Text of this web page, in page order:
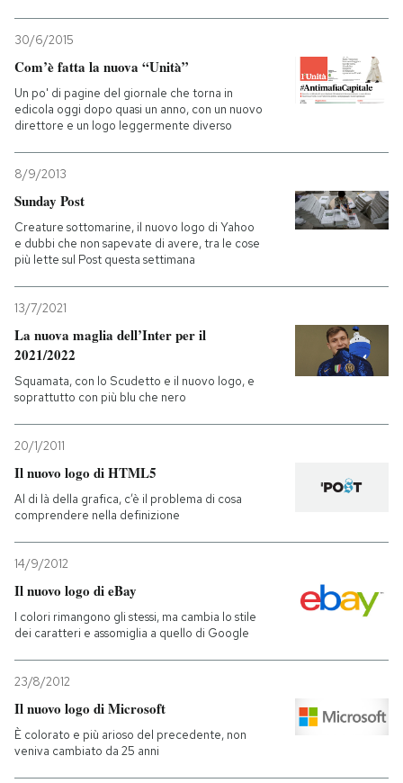
30/6/2015
Com’è fatta la nuova “Unità”
Un po' di pagine del giornale che torna in
edicola oggi dopo quasi un anno, con un nuovo
direttore e un logo leggermente diverso
8/9/2013
Sunday Post
Creature sottomarine, il nuovo logo di Yahoo
e dubbi che non sapevate di avere, tra le cose
più lette sul Post questa settimana
13/7/2021
La nuova maglia dell’Inter per il
2021/2022
Squamata, con lo Scudetto e il nuovo logo, e
soprattutto con più blu che nero
20/1/2011
Il nuovo logo di HTML5
Al di là della grafica, c’è il problema di cosa
comprendere nella definizione
14/9/2012
Il nuovo logo di eBay
I colori rimangono gli stessi, ma cambia lo stile
dei caratteri e assomiglia a quello di Google
23/8/2012
Il nuovo logo di Microsoft
È colorato e più arioso del precedente, non
veniva cambiato da 25 anni